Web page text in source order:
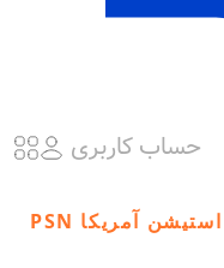
حساب کاربری